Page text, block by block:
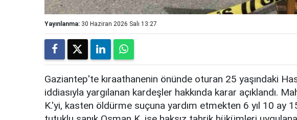
Yayınlanma: 30 Haziran 2026 Salı 13:27
Gaziantep'te kıraathanenin önünde oturan 25 yaşındaki
iddiasıyla yargılanan kardeşler hakkında karar açıklandı.
K.'yi, kasten öldürme suçuna yardım etmekten 6 yıl 10 ay